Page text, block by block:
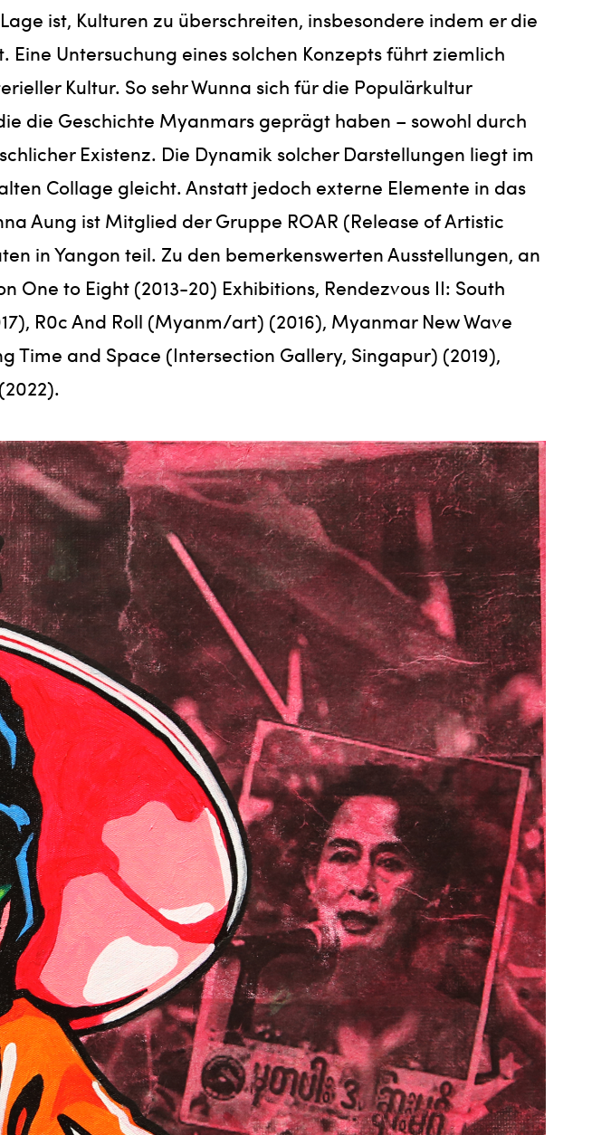
ist, Kulturen zu überschreiten, insbesondere indem er die
Untersuchung eines solchen Konzepts führt ziemlich
Kultur. So sehr Wunna sich für die Populärkultur
die Geschichte Myanmars geprägt haben – sowohl durch
Existenz. Die Dynamik solcher Darstellungen liegt im
Collage gleicht. Anstatt jedoch externe Elemente in das
Aung ist Mitglied der Gruppe ROAR (Release of Artistic
in Yangon teil. Zu den bemerkenswerten Ausstellungen, an
One to Eight (2013-20) Exhibitions, Rendezvous II: South
R0c And Roll (Myanm/art) (2016), Myanmar New Wave
Time and Space (Intersection Gallery, Singapur) (2019),